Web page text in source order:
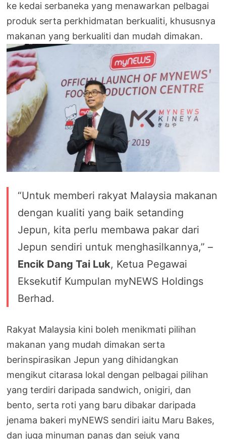
ke kedai serbaneka yang menawarkan pelbagai
produk serta perkhidmatan berkualiti, khususnya
makanan yang berkualiti dan mudah dimakan.
“Untuk memberi rakyat Malaysia makanan
dengan kualiti yang baik setanding
Jepun, kita perlu membawa pakar dari
Jepun sendiri untuk menghasilkannya,” –
Encik Dang Tai Luk, Ketua Pegawai
Eksekutif Kumpulan myNEWS Holdings
Berhad.
Rakyat Malaysia kini boleh menikmati pilihan
makanan yang mudah dimakan serta
berinspirasikan Jepun yang dihidangkan
mengikut citarasa lokal dengan pelbagai pilihan
yang terdiri daripada sandwich, onigiri, dan
bento, serta roti yang baru dibakar daripada
jenama bakeri myNEWS sendiri iaitu Maru Bakes,
dan juga minuman panas dan sejuk yang